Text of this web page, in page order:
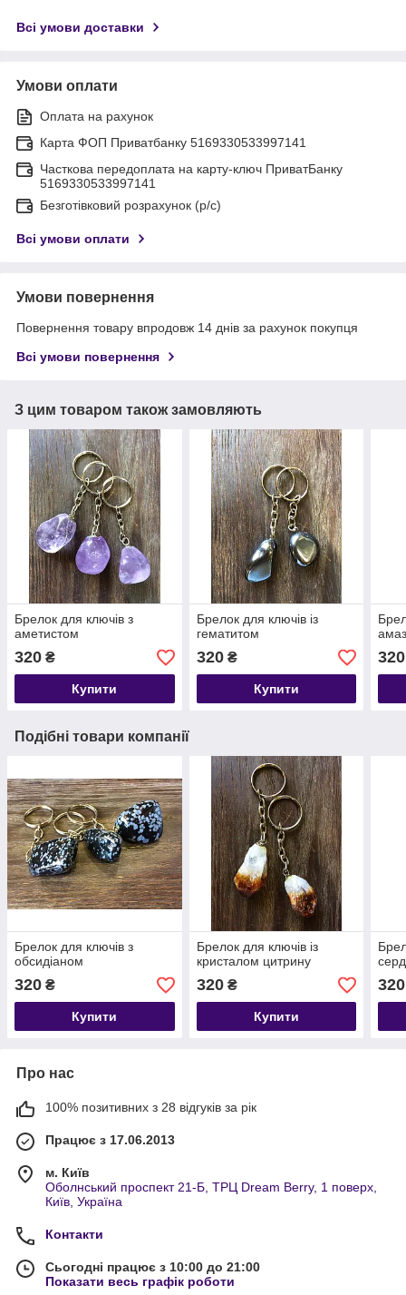
Всі умови доставки
Умови оплати
Оплата на рахунок
Карта ФОП Приватбанку 5169330533997141
Часткова передоплата на карту-ключ ПриватБанку
5169330533997141
Безготівковий розрахунок (р/с)
Всі умови оплати
Умови повернення
Повернення товару впродовж 14 днів за рахунок покупця
Всі умови повернення
З цим товаром також замовляють
Брелок для ключів з
аметистом
320 ₴
Купити
Брелок для ключів із
гематитом
320₴
Купити
320
Подібні товари компанії
Брелок для ключів з
обсидіаном
320 ₴
Купити
Брелок для ключів із
кристалом цитрину
320₴
Купити
320
Про нас
100% позитивних з 28 відгуків за рік
Працює з 17.06.2013
м. Київ
Оболнський проспект 21-Б, ТРЦ Dream Berry, 1 поверх,
Київ, Україна
Контакти
Сьогодні працює з 10:00 до 21:00
Показати весь графік роботи